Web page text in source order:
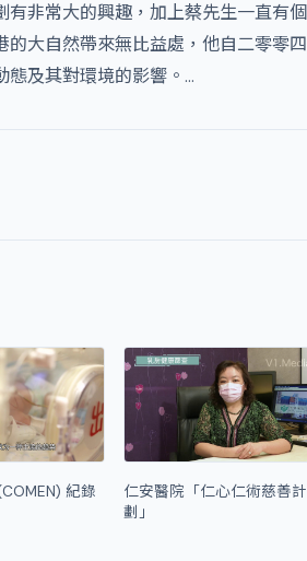
非常大的興趣，加上蔡先生一直有
大自然帶來無比益處，他自二零零
態及其對環境的影響。…
紀錄
仁安醫院「仁心仁術慈善計
劃」